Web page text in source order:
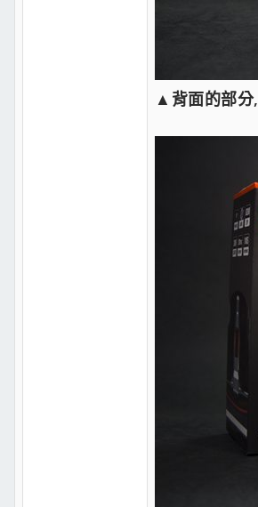
▲背面的部分